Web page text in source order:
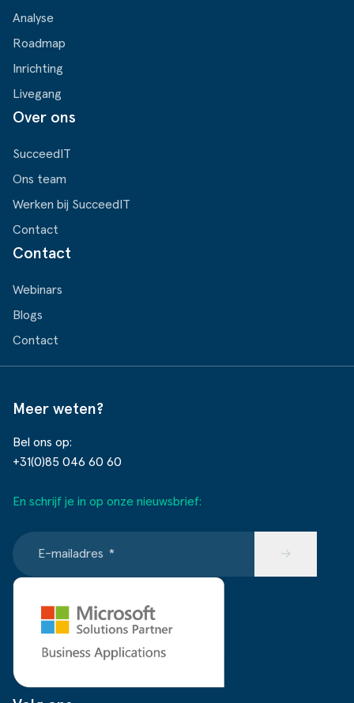
Analyse
Roadmap
Inrichting
Livegang
Over ons
SucceedIT
Ons team
Werken bij SucceedIT
Contact
Contact
Webinars
Blogs
Contact
Meer weten?
Bel ons op:
+31(0)85 046 60 60
En schrijf je in op onze nieuwsbrief:
E-mailadres * →